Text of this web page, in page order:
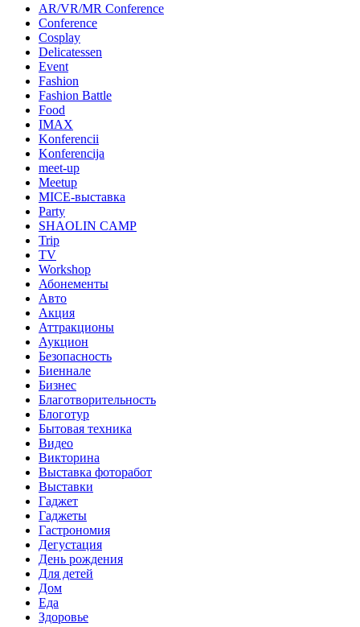
AR/VR/MR Conference
Conference
Cosplay
Delicatessen
Event
Fashion
Fashion Battle
Food
IMAX
Konferencii
Konferencija
meet-up
Meetup
MICE-выставка
Party
SHAOLIN CAMP
Trip
TV
Workshop
Абонементы
Авто
Акция
Аттракционы
Аукцион
Безопасность
Биеннале
Бизнес
Благотворительность
Блоготур
Бытовая техника
Видео
Викторина
Выставка фоторабот
Выставки
Гаджет
Гаджеты
Гастрономия
Дегустация
День рождения
Для детей
Дом
Еда
Здоровье